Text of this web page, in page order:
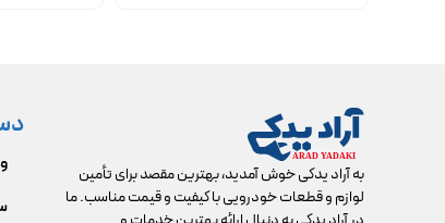
به آراد یدکی خوش آمدید، بهترین مقصد برای تأمین
لوازم و قطعات خودرویی با کیفیت و قیمت مناسب. ما